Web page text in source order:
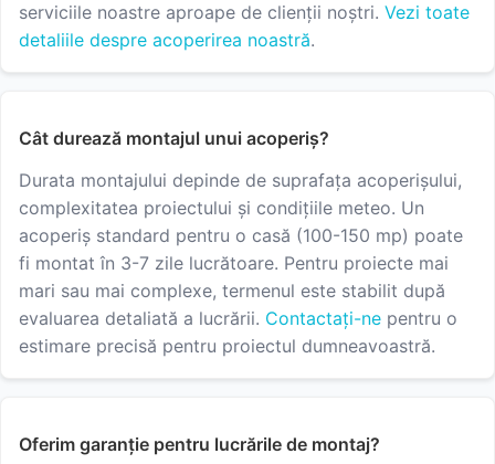
serviciile noastre aproape de clienții noștri. Vezi toate
detaliile despre acoperirea noastră.
Cât durează montajul unui acoperiș?
Durata montajului depinde de suprafața acoperișului,
complexitatea proiectului și condițiile meteo. Un
acoperiș standard pentru o casă (100-150 mp) poate
fi montat în 3-7 zile lucrătoare. Pentru proiecte mai
mari sau mai complexe, termenul este stabilit după
evaluarea detaliată a lucrării. Contactați-ne pentru o
estimare precisă pentru proiectul dumneavoastră.
Oferim garanție pentru lucrările de montaj?